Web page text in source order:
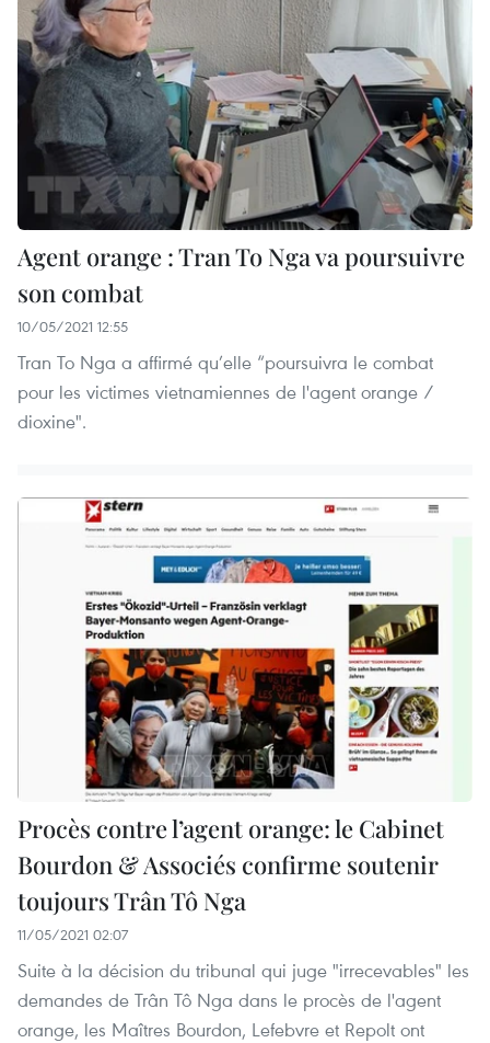
Agent orange : Tran To Nga va poursuivre
son combat
10/05/2021 12:55
Tran To Nga a affirmé qu’elle “poursuivra le combat
pour les victimes vietnamiennes de l'agent orange /
dioxine".
Procès contre l’agent orange: le Cabinet
Bourdon & Associés confirme soutenir
toujours Trân Tô Nga
11/05/2021 02:07
Suite à la décision du tribunal qui juge "irrecevables" les
demandes de Trân Tô Nga dans le procès de l'agent
orange, les Maîtres Bourdon, Lefebvre et Repolt ont